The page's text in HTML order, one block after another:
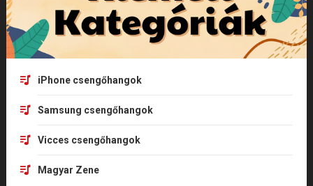
iPhone csengőhangok
Samsung csengőhangok
Vicces csengőhangok
Magyar Zene